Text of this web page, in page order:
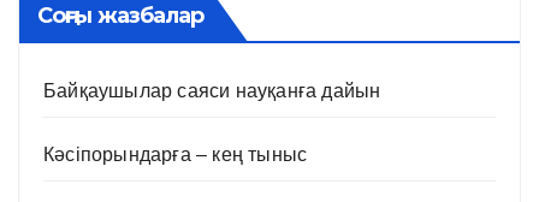
Соңғы жазбалар
Байқаушылар саяси науқанға дайын
Кәсіпорындарға – кең тыныс